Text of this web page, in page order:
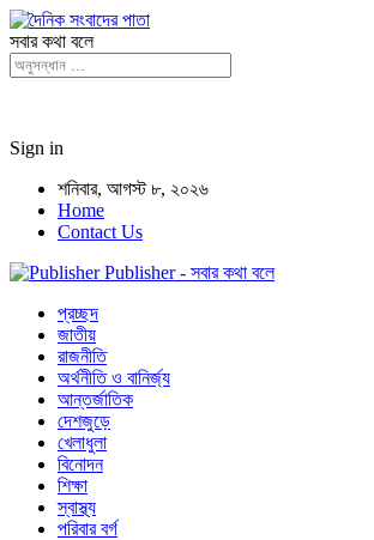
সবার কথা বলে
Sign in
শনিবার, আগস্ট ৮, ২০২৬
Home
Contact Us
Publisher - সবার কথা বলে
প্রচ্ছদ
জাতীয়
রাজনীতি
অর্থনীতি ও বানির্জ্য
আন্তর্জাতিক
দেশজুড়ে
খেলাধুলা
বিনোদন
শিক্ষা
স্বাস্থ্য
পরিবার বর্গ